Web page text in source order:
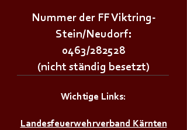
Nummer der FF Viktring-
Stein/Neudorf:
0463/282528
(nicht ständig besetzt)
Wichtige Links:
Landesfeuerwehrverband Kärnten